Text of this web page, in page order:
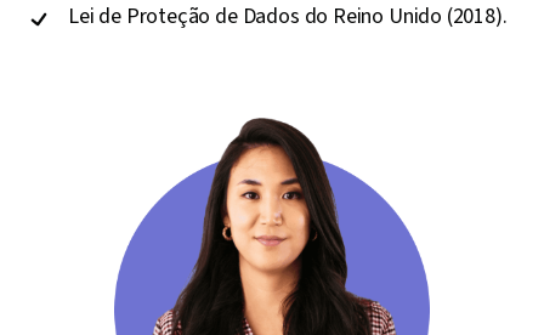
Lei de Proteção de Dados do Reino Unido (2018).